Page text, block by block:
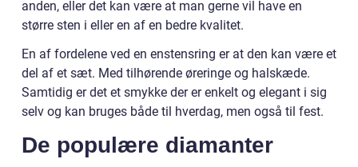
anden, eller det kan være at man gerne vil have en
større sten i eller en af en bedre kvalitet.
En af fordelene ved en enstensring er at den kan være et
del af et sæt. Med tilhørende øreringe og halskæde.
Samtidig er det et smykke der er enkelt og elegant i sig
selv og kan bruges både til hverdag, men også til fest.
De populære diamanter